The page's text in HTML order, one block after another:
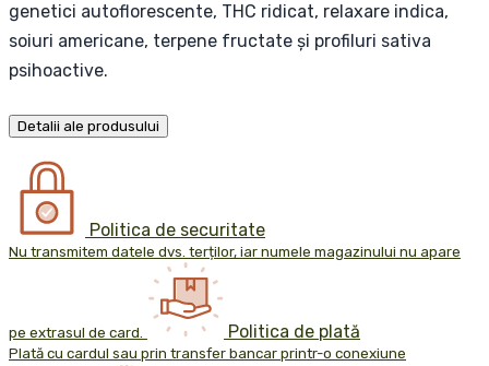
genetici autoflorescente, THC ridicat, relaxare indica,
soiuri americane, terpene fructate și profiluri sativa
psihoactive.
Detalii ale produsului
Politica de securitate
Nu transmitem datele dvs. terților, iar numele magazinului nu apare
pe extrasul de card. Politica de plată
Plată cu cardul sau prin transfer bancar printr-o conexiune